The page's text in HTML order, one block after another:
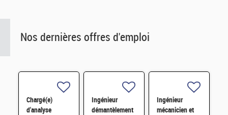
Nos dernières offres d'emploi
Chargé(e)
d'analyse
Ingénieur
démantèlement
Ingénieur
mécanicien et